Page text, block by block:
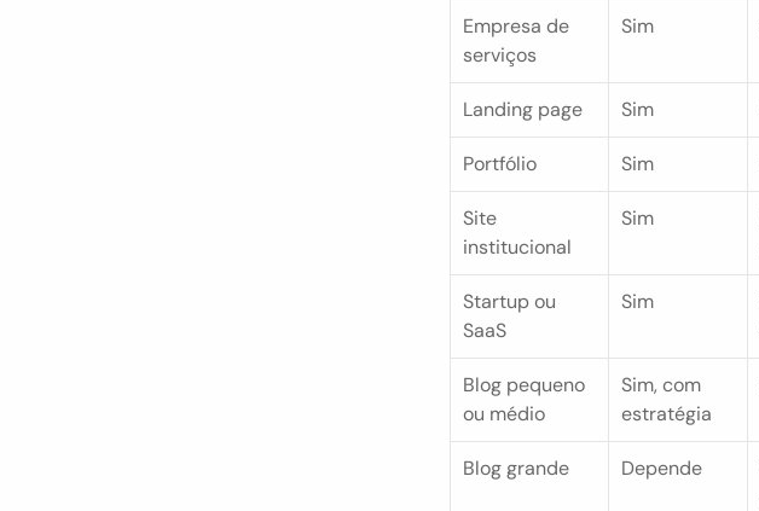
Empresa de
serviços
Sim
Landing page Sim
Portfólio Sim
Site
institucional
Sim
Startup ou
SaaS
Sim
Blog pequeno
ou médio
Sim, com
estratégia
Blog grande Depende